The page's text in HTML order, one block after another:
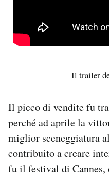
Il trailer
Il picco di vendite fu
perché ad aprile la
miglior sceneggiatura
contribuito a creare
fu il festival di Cannes,